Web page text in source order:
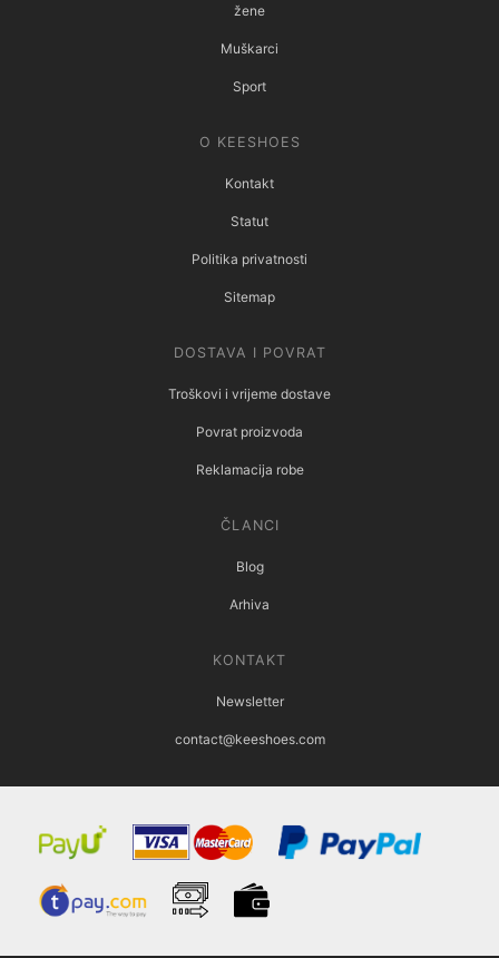
žene
Muškarci
Sport
O KEESHOES
Kontakt
Statut
Politika privatnosti
Sitemap
DOSTAVA I POVRAT
Troškovi i vrijeme dostave
Povrat proizvoda
Reklamacija robe
ČLANCI
Blog
Arhiva
KONTAKT
Newsletter
contact@keeshoes.com